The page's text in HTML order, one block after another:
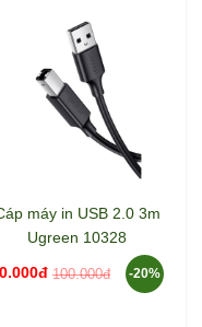
máy in USB 2.0 3m
Ugreen 10328
100.000đ -20%